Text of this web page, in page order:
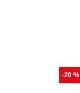
-20 %